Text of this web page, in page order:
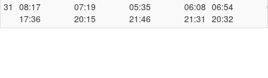
31
08:17
17:36
07:19
20:15
05:35
21:46
06:08
21:31
06:54
20:32